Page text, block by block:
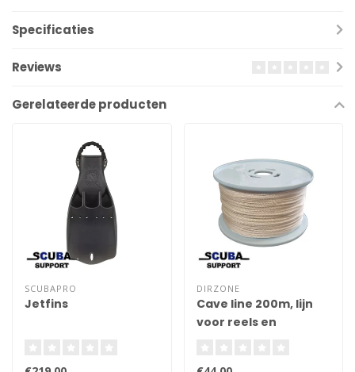
Specificaties
Reviews
Gerelateerde producten
SCUBAPRO
Jetfins
DIRZONE
Cave line 200m, lijn
voor reels en